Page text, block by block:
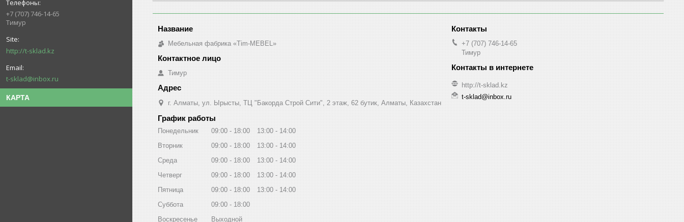
+7 (707) 746-14-65
Тимур
http://t-sklad.kz
t-sklad@inbox.ru
КАРТА
Мебельная фабрика «Tim-MEBEL»
Тимур
г. Алматы, ул. Ырысты, ТЦ "Бакорда Строй Сити", 2 этаж, 62 бутик, Алматы, Казахстан
+7 (707) 746-14-65
Тимур
http://t-sklad.kz
t-sklad@inbox.ru
График работы
Понедельник 09:00 18:00 13:00
14:00
Вторник
09:00 18:00 13:00
14:00
Среда
09:00 18:00 13:00
14:00
Четверг
09:00 18:00 13:00
14:00
Пятница
09:00 18:00 13:00
14:00
Суббота
09:00
18:00
Воскресенье
Выходной